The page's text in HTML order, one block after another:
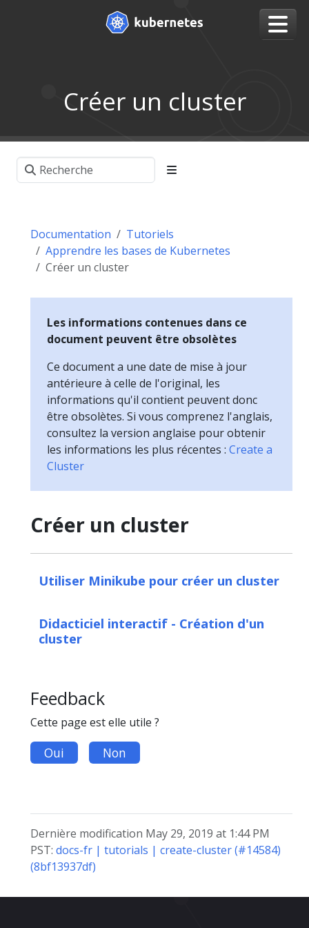
Créer un cluster
Documentation
Tutoriels
Apprendre les bases de Kubernetes
Créer un cluster
Les informations contenues dans ce
document peuvent être obsolètes
Ce document a une date de mise à jour
antérieure à celle de l'original, les
informations qu'il contient peuvent donc
être obsolètes. Si vous comprenez l'anglais,
consultez la version anglaise pour obtenir
les informations les plus récentes : Create a
Cluster
Créer un cluster
Utiliser Minikube pour créer un cluster
Didacticiel interactif - Création d'un
cluster
Feedback
Cette page est elle utile ?
Oui Non
Dernière modification May 29, 2019 at 1:44 PM
PST: docs-fr | tutorials | create-cluster (#14584)
(8bf13937df)